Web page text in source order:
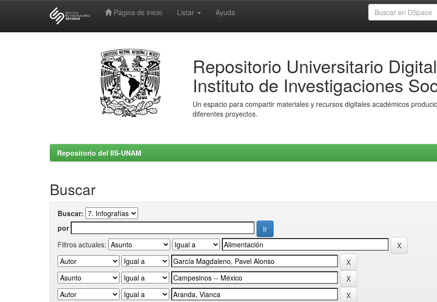
Página de inicio Listar Ayuda
Repositorio Universitario Digital
Instituto de Investigaciones
Un espacio para compartir materiales y recursos digitales académicos
diferentes proyectos.
Repositorio del IIS-UNAM
Buscar
Buscar:
por
Filtros actuales: